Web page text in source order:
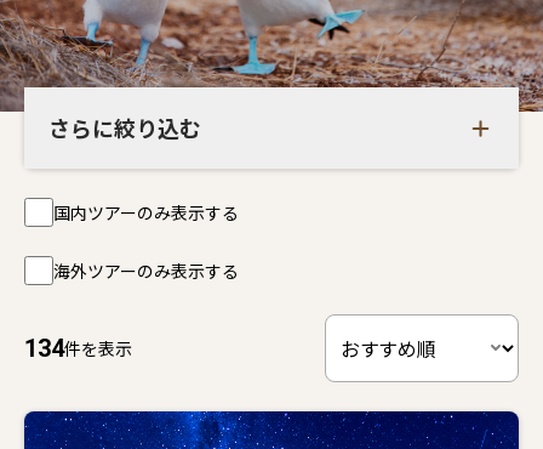
さらに絞り込む
国内ツアーのみ表示する
海外ツアーのみ表示する
134件を表示